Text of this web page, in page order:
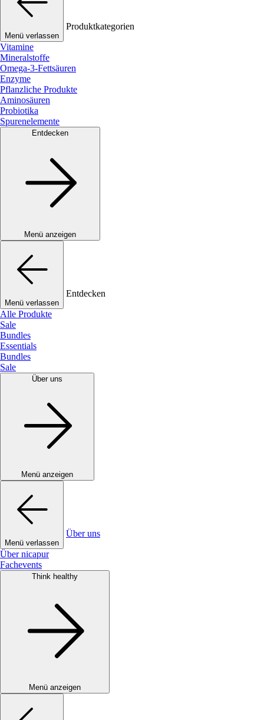
Menü verlassen
Produktkategorien
Vitamine
Mineralstoffe
Omega-3-Fettsäuren
Enzyme
Pflanzliche Produkte
Aminosäuren
Probiotika
Spurenelemente
Entdecken
Menü anzeigen
Menü verlassen
Entdecken
Alle Produkte
Sale
Bundles
Essentials
Bundles
Sale
Über uns
Menü anzeigen
Menü verlassen
Über uns
Über nicapur
Fachevents
Think healthy
Menü anzeigen